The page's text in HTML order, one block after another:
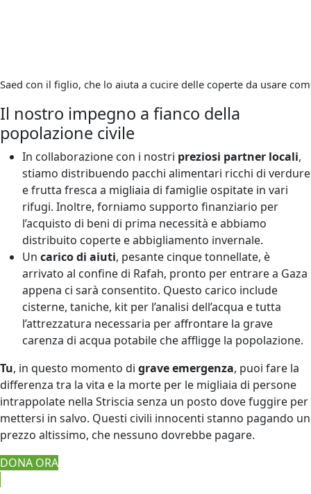
Saed con il figlio, che lo aiuta a cucire delle coperte da usare
Il nostro impegno a fianco della
popolazione civile
In collaborazione con i nostri preziosi partner locali,
stiamo distribuendo pacchi alimentari ricchi di verdure
e frutta fresca a migliaia di famiglie ospitate in vari
rifugi. Inoltre, forniamo supporto finanziario per
l’acquisto di beni di prima necessità e abbiamo
distribuito coperte e abbigliamento invernale.
Un carico di aiuti, pesante cinque tonnellate, è
arrivato al confine di Rafah, pronto per entrare a Gaza
appena ci sarà consentito. Questo carico include
cisterne, taniche, kit per l’analisi dell’acqua e tutta
l’attrezzatura necessaria per affrontare la grave
carenza di acqua potabile che affligge la popolazione.
Tu, in questo momento di grave emergenza, puoi fare la
differenza tra la vita e la morte per le migliaia di persone
intrappolate nella Striscia senza un posto dove fuggire per
mettersi in salvo. Questi civili innocenti stanno pagando un
prezzo altissimo, che nessuno dovrebbe pagare.
DONA ORA